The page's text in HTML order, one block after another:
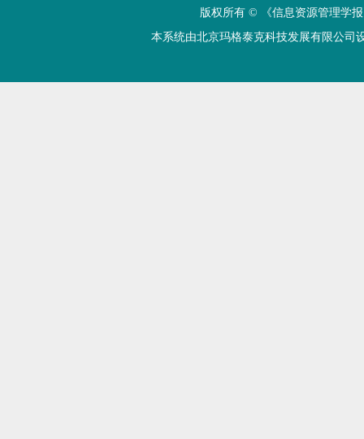
版权所有 ©
《信息资源管理学
本系统由北京玛格泰克科技发展有限公司